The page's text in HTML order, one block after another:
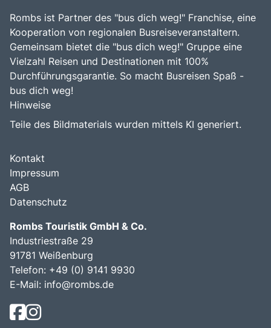
Rombs ist Partner des "bus dich weg!" Franchise, eine
Kooperation von regionalen Busreiseveranstaltern.
Gemeinsam bietet die "bus dich weg!" Gruppe eine
Vielzahl Reisen und Destinationen mit 100%
Durchführungsgarantie. So macht Busreisen Spaß -
bus dich weg!
Hinweise
Teile des Bildmaterials wurden mittels KI generiert.
Kontakt
Impressum
AGB
Datenschutz
Rombs Touristik GmbH & Co.
Industriestraße 29
91781 Weißenburg
Telefon: +49 (0) 9141 9930
E-Mail: info@rombs.de